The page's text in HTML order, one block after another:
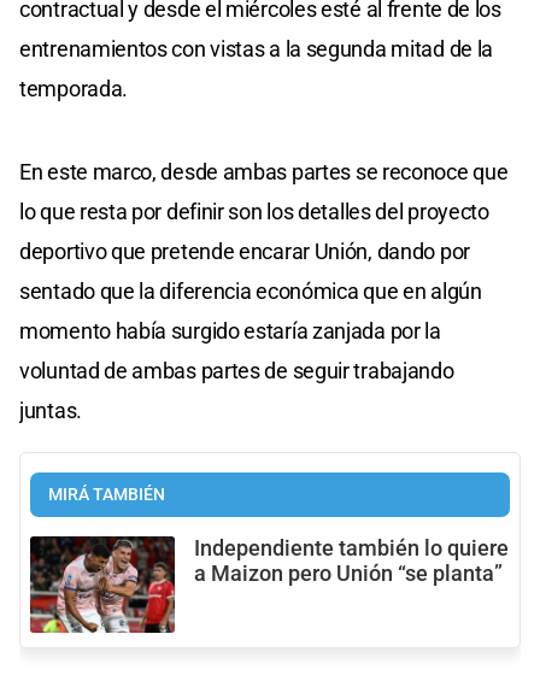
contractual y desde el miércoles esté al frente de los
entrenamientos con vistas a la segunda mitad de la
temporada.
En este marco, desde ambas partes se reconoce que
lo que resta por definir son los detalles del proyecto
deportivo que pretende encarar Unión, dando por
sentado que la diferencia económica que en algún
momento había surgido estaría zanjada por la
voluntad de ambas partes de seguir trabajando
juntas.
MIRÁ TAMBIÉN
Independiente también lo quiere
a Maizon pero Unión “se planta”